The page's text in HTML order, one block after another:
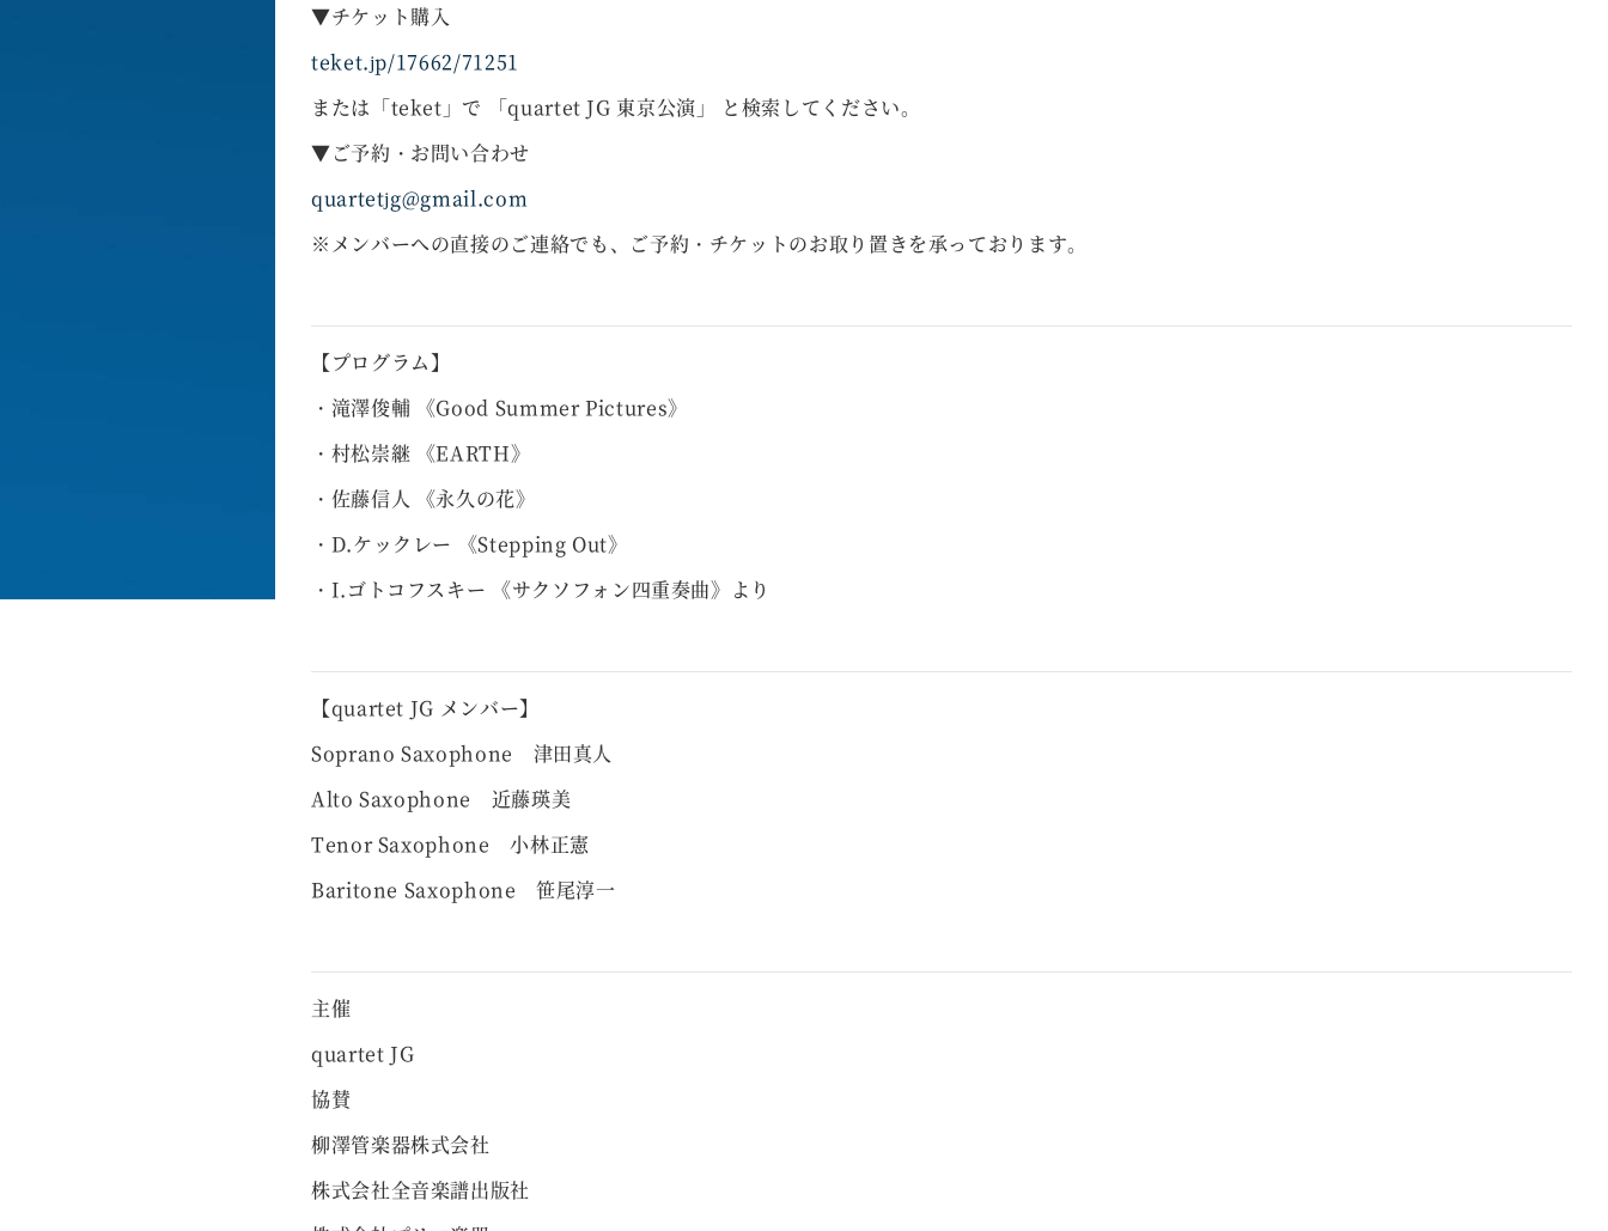
▼チケット購入
teket.jp/17662/71251
または「teket」で
「quartet JG 東京公演」
と検索してください。
▼ご予約・お問い合わせ
quartetjg@gmail.com
※メンバーへの直接のご連絡でも、ご予約・チケットのお取り置きを承っております。
【プログラム】
・滝澤俊輔 《Good Summer Pictures》
・村松崇継 《EARTH》
・佐藤信人 《永久の花》
・D.ケックレー 《Stepping Out》
・I.ゴトコフスキー 《サクソフォン四重奏曲》より
【quartet JG メンバー】
Soprano Saxophone 津田真人
Alto Saxophone 近藤瑛美
Tenor Saxophone 小林正憲
Baritone Saxophone 笹尾淳一
主催
quartet JG
協賛
柳澤管楽器株式会社
株式会社全音楽譜出版社